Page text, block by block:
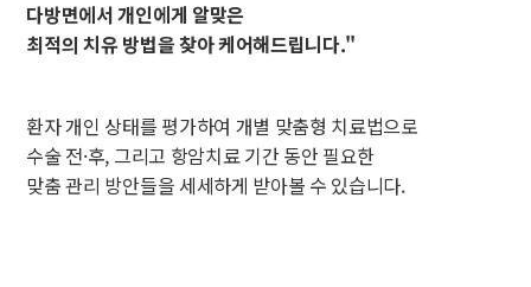
다방면에서 개인에게 알맞은
최적의 치유 방법을 찾아 케어해드립니다."
환자 개인 상태를 평가하여 개별 맞춤형 치료법으로
수술 전·후, 그리고 항암치료 기간 동안 필요한
맞춤 관리 방안들을 세세하게 받아볼 수 있습니다.